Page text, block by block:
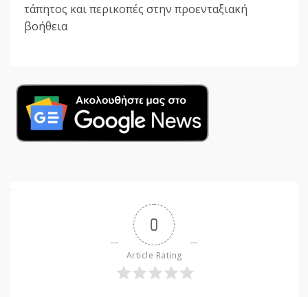
τάπητος και περικοπές στην προενταξιακή
βοήθεια
0
Article Rating